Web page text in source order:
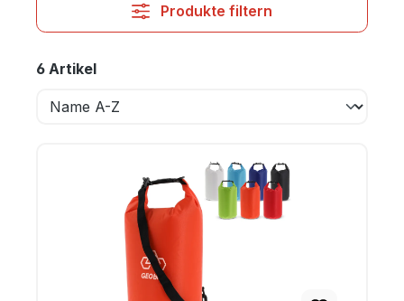
Produkte filtern
6 Artikel